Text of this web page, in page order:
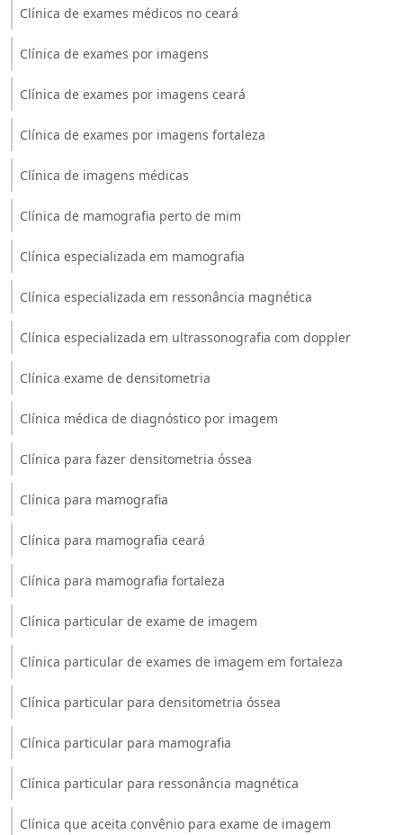
Clínica de exames médicos no ceará
Clínica de exames por imagens
Clínica de exames por imagens ceará
Clínica de exames por imagens fortaleza
Clínica de imagens médicas
Clínica de mamografia perto de mim
Clínica especializada em mamografia
Clínica especializada em ressonância magnética
Clínica especializada em ultrassonografia com doppler
Clínica exame de densitometria
Clínica médica de diagnóstico por imagem
Clínica para fazer densitometria óssea
Clínica para mamografia
Clínica para mamografia ceará
Clínica para mamografia fortaleza
Clínica particular de exame de imagem
Clínica particular de exames de imagem em fortaleza
Clínica particular para densitometria óssea
Clínica particular para mamografia
Clínica particular para ressonância magnética
Clínica que aceita convênio para exame de imagem